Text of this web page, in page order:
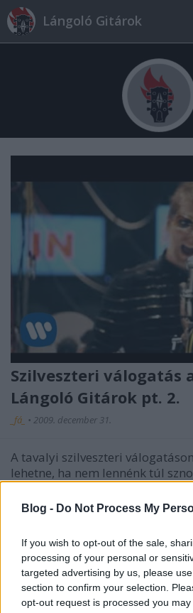
Blog - Do Not Process My
If you wish to opt-out of the sale,
processing of your personal or
targeted advertising by us, please
section to confirm your selection.
opt-out request is processed you
Lángoló Gitárok
Szilveszteri válogatás
Lángoló Gitárok pt. 2.
_fá_ • 2009. december 31.
A tavalyi szilveszteri
lehetne, ha nem lennénk túl
Hallástól vakulásig -
most
aliz•2009. december 31.
Lovasi András: 20 év dalai @